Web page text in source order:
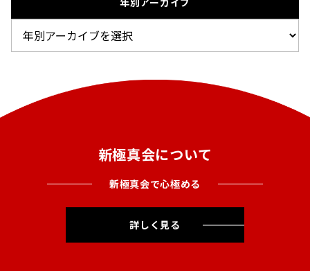
新極真会について
新極真会で心極める
詳しく見る